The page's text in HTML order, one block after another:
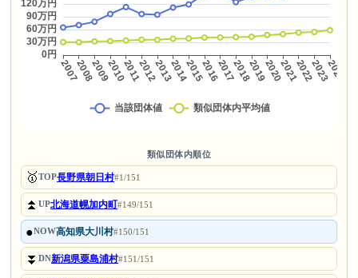
類似団体内順位
🥇TOP長野県朝日村#1/151
⏫UP北海道幌加内町#149/151
●NOW高知県大川村#150/151
⏬DN新潟県粟島浦村#151/151